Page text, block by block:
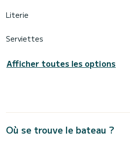
Literie
Serviettes
Afficher toutes les options
Où se trouve le bateau ?